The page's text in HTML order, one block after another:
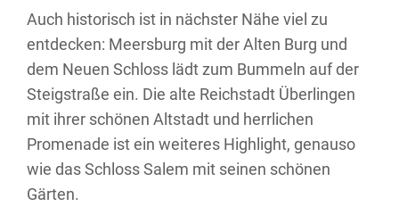
Auch historisch ist in nächster Nähe viel zu
entdecken: Meersburg mit der Alten Burg und
dem Neuen Schloss lädt zum Bummeln auf der
Steigstraße ein. Die alte Reichstadt Überlingen
mit ihrer schönen Altstadt und herrlichen
Promenade ist ein weiteres Highlight, genauso
wie das Schloss Salem mit seinen schönen
Gärten.